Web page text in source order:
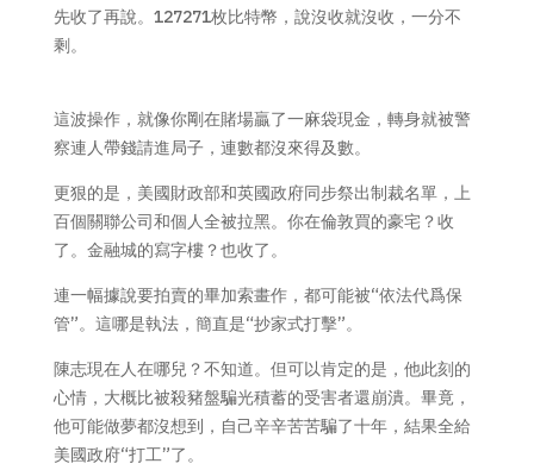
先收了再說。127271枚比特幣，說沒收就沒收，一分不
剩。
這波操作，就像你剛在賭場贏了一麻袋現金，轉身就被警
察連人帶錢請進局子，連數都沒來得及數。
更狠的是，美國財政部和英國政府同步祭出制裁名單，上
百個關聯公司和個人全被拉黑。你在倫敦買的豪宅？收
了。金融城的寫字樓？也收了。
連一幅據說要拍賣的畢加索畫作，都可能被“依法代爲保
管”。這哪是執法，簡直是“抄家式打擊”。
陳志現在人在哪兒？不知道。但可以肯定的是，他此刻的
心情，大概比被殺豬盤騙光積蓄的受害者還崩潰。畢竟，
他可能做夢都沒想到，自己辛辛苦苦騙了十年，結果全給
美國政府“打工”了。